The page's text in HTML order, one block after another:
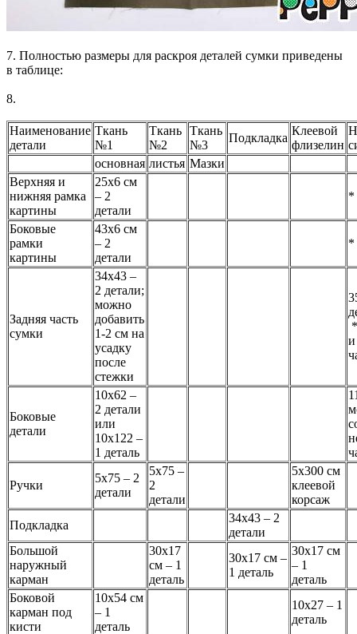
7. Полностью размеры для раскроя деталей сумки приведены
в таблице:
8.
Наименование
детали
Ткань
№1
Ткань
№2
Ткань
№3
Подкладка
Клеевой
флизелин
основная листья Мазки
Верхняя и
нижняя рамка
картины
25х6 см
– 2
детали
*
Боковые
рамки
картины
43х6 см
– 2
детали
*
Задняя часть
сумки
34х43 –
2 детали;
можно
добавить
1-2 см на
усадку
после
стежки
и
Боковые
детали
10х62 –
2 детали
или
10х122 –
1 деталь
Ручки
5х75 – 2
детали
5х75 –
2
детали
5х300 см
клеевой
корсаж
Подкладка
34х43 – 2
детали
Большой
наружный
карман
30х17
см – 1
деталь
30х17 см –
1 деталь
30х17 см
– 1
деталь
Боковой
карман под
кисти
10х54 см
– 1
деталь
10х27 – 1
деталь